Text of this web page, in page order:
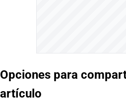
Opciones para
artículo